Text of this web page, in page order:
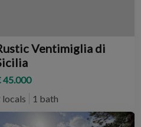
Ventimiglia di
45.000
locals
1 bath